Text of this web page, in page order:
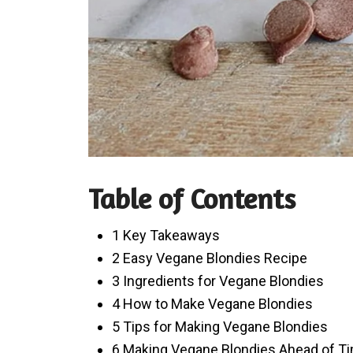
Table of Contents
1 Key Takeaways
2 Easy Vegane Blondies Recipe
3 Ingredients for Vegane Blondies
4 How to Make Vegane Blondies
5 Tips for Making Vegane Blondies
6 Making Vegane Blondies Ahead of